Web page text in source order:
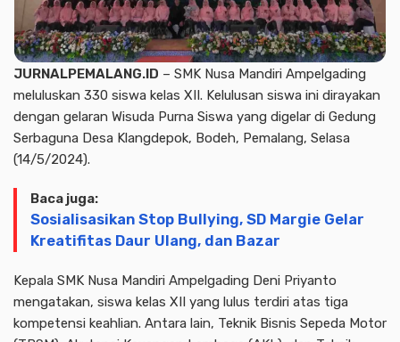
JURNALPEMALANG.ID – SMK Nusa Mandiri Ampelgading
meluluskan 330 siswa kelas XII. Kelulusan siswa ini dirayakan
dengan gelaran Wisuda Purna Siswa yang digelar di Gedung
Serbaguna Desa Klangdepok, Bodeh, Pemalang, Selasa
(14/5/2024).
Baca juga:
Sosialisasikan Stop Bullying, SD Margie Gelar
Kreatifitas Daur Ulang, dan Bazar
Kepala SMK Nusa Mandiri Ampelgading Deni Priyanto
mengatakan, siswa kelas XII yang lulus terdiri atas tiga
kompetensi keahlian. Antara lain, Teknik Bisnis Sepeda Motor